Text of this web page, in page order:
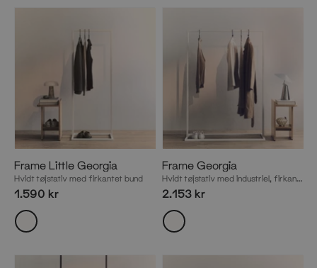
Frame Little Georgia
Hvidt tøjstativ med firkantet bund
1.590 kr
Frame Georgia
Hvidt tøjstativ med industriel, firkantet bund
2.153 kr